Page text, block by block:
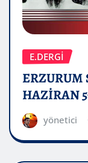
E.DERGİ
ERZURUM
HAZİRAN
yönetici